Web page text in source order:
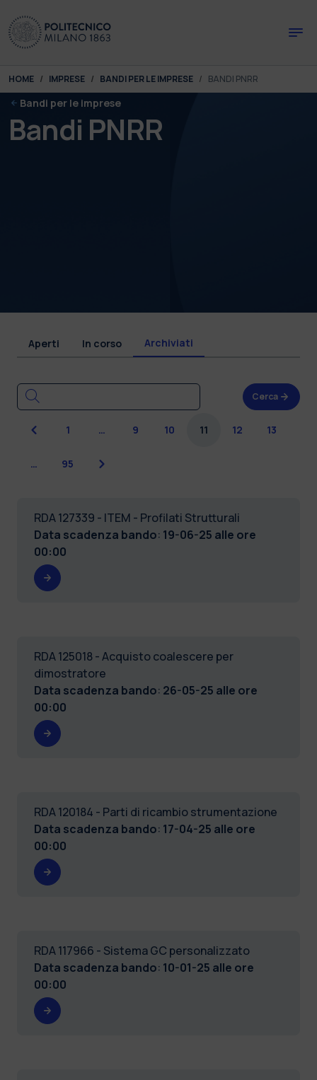
You are here:
HOME IMPRESE BANDI PER LE IMPRESE BANDI PNRR
Bandi per le imprese
Bandi PNRR
Aperti In corso Archiviati
Cerca
Precedente
1 … 9 10 11 12 13
… 95 Successiva
RDA 127339 - ITEM - Profilati Strutturali
Data scadenza bando: 19-06-25 alle ore
00:00
RDA 125018 - Acquisto coalescere per
dimostratore
Data scadenza bando: 26-05-25 alle ore
00:00
RDA 120184 - Parti di ricambio strumentazione
Data scadenza bando: 17-04-25 alle ore
00:00
RDA 117966 - Sistema GC personalizzato
Data scadenza bando: 10-01-25 alle ore
00:00